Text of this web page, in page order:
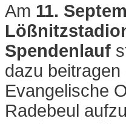
Am 11.
Spendenlauf
dazu beitragen
Evangelische
Radebeul